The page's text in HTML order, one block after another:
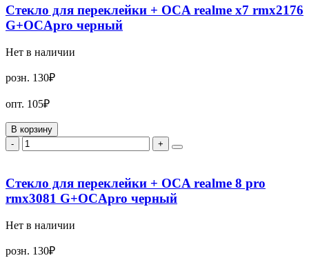
Стекло для переклейки + OCA realme x7 rmx2176
G+OCApro черный
Нет в наличии
розн. 130₽
опт. 105₽
В корзину
-
+
Стекло для переклейки + OCA realme 8 pro
rmx3081 G+OCApro черный
Нет в наличии
розн. 130₽